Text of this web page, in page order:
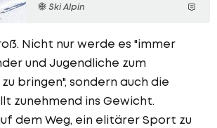
Ski Alpin
Nicht nur werde es "immer
und Jugendliche zum
bringen", sondern auch die
zunehmend ins Gewicht.
dem Weg, ein elitärer Sport zu